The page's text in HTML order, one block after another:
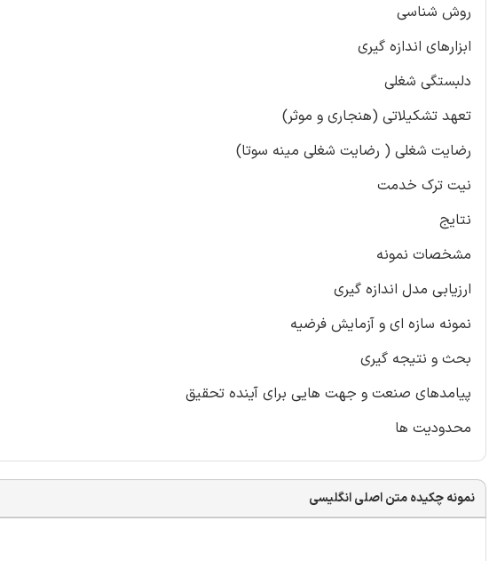
روش شناسی
ابزارهای اندازه گیری
دلبستگی شغلی
تعهد تشکیلاتی (هنجاری و موثر)
رضایت شغلی ( رضایت شغلی مینه سوتا)
نیت ترک خدمت
نتایج
مشخصات نمونه
ارزیابی مدل اندازه گیری
نمونه سازه ای و آزمایش فرضیه
بحث و نتیجه گیری
پیامدهای صنعت و جهت هایی برای آینده تحقیق
محدودیت ها
نمونه چکیده متن اصلی انگلیسی